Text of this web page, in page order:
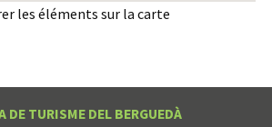
les éléments sur la carte
DE TURISME DEL BERGUEDÀ